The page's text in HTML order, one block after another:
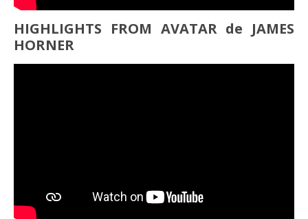
HIGHLIGHTS FROM AVATAR de JAMES
HORNER